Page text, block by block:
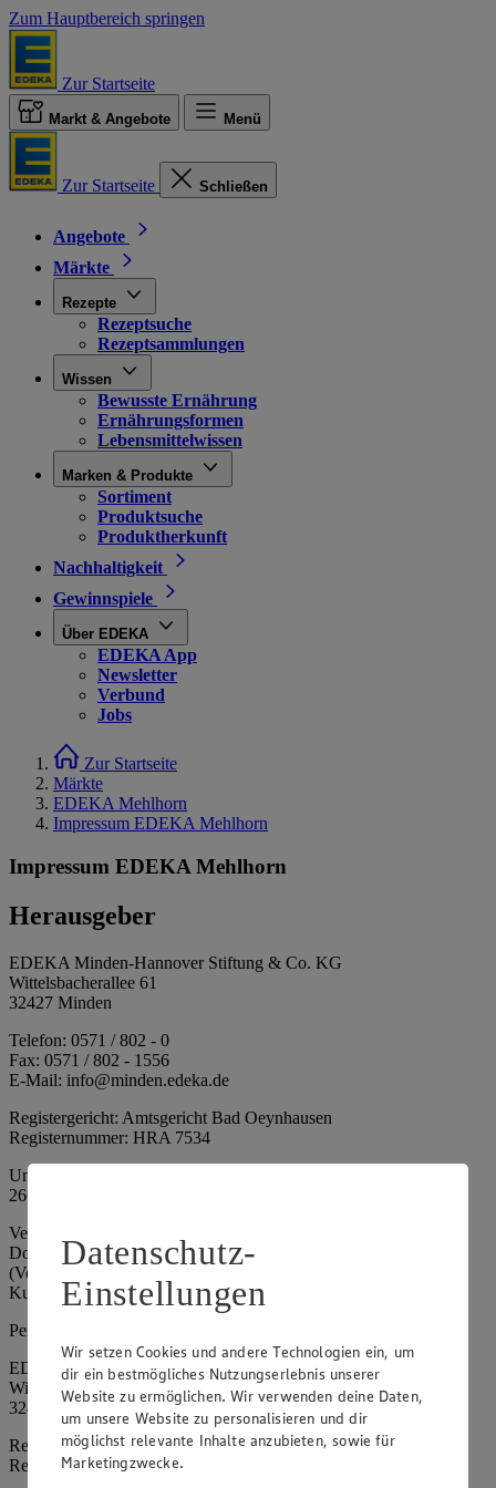
Zum Hauptbereich springen
Zur Startseite
Markt & Angebote Menü
Zur Startseite Schließen
Angebote
Märkte
Rezepte
Rezeptsuche
Rezeptsammlungen
Wissen
Bewusste Ernährung
Ernährungsformen
Lebensmittelwissen
Marken & Produkte
Sortiment
Produktsuche
Produktherkunft
Nachhaltigkeit
Gewinnspiele
Über EDEKA
EDEKA App
Newsletter
Verbund
Jobs
Zur Startseite
Märkte
EDEKA Mehlhorn
Impressum EDEKA Mehlhorn
Impressum EDEKA Mehlhorn
Herausgeber
EDEKA Minden-Hannover Stiftung & Co. KG
Wittelsbacherallee 61
32427 Minden
Telefon: 0571 / 802 - 0
Fax: 0571 / 802 - 1556
E-Mail: info@minden.edeka.de
Registergericht: Amtsgericht Bad Oeynhausen
Registernummer: HRA 7534
Umsatzsteuer-Identifikationsnummer gem. § 27a UStG: DE
266067317
Vertretungsberechtigte: Mark Rosenkranz (Sprecher), Eileen
Dominique Klingsiek (Vorstandsmitglied), Ulf-U. Plath
(Vorstandsmitglied), Stephan Wohler (Vorstandsmitglied), Marc
Kuhlmann (Aufsichtsratsvorsitzender)
Persönlich haftende Gesellschafterin:
EDEKA Minden-Hannover Holding GmbH
Wittelsbacherallee 61
32427 Minden
Registergericht: Amtsgericht Bad Oeynhausen
Registernummer: HRB 4086
Datenschutz-
Einstellungen
Wir setzen Cookies und andere Technologien ein, um
dir ein bestmögliches Nutzungserlebnis unserer
Website zu ermöglichen. Wir verwenden deine Daten,
um unsere Website zu personalisieren und dir
möglichst relevante Inhalte anzubieten, sowie für
Marketingzwecke.